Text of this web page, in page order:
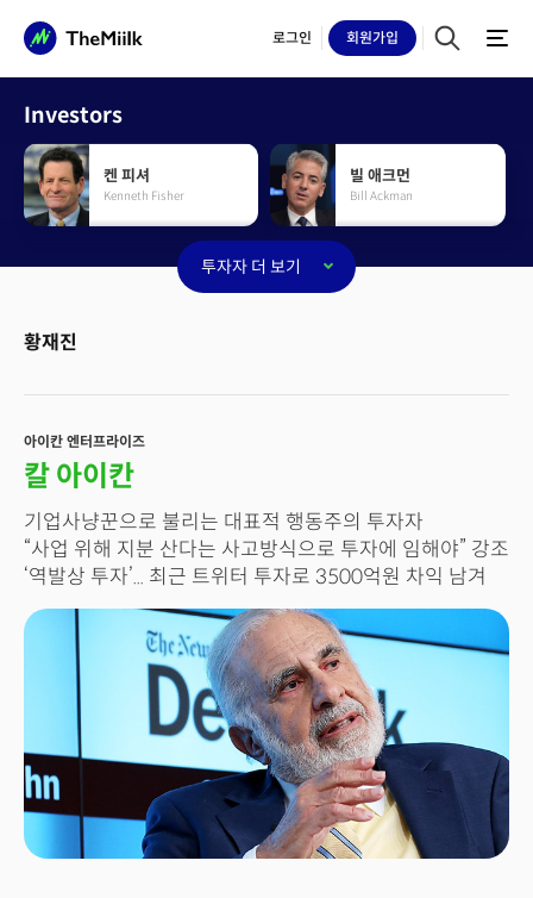
로그인 회원가입
Investors
켄 피셔
Kenneth Fisher
빌 애크먼
Bill Ackman
레이 달리오
짐 시몬스 칼 아이칸
켄 그리핀
Kenneth Griffin
리루
Li Lu
조지 소로스
George Soros
투자자 더 보기
황재진
아이칸 엔터프라이즈
칼 아이칸
기업사냥꾼으로 불리는 대표적 행동주의 투자자
“사업 위해 지분 산다는 사고방식으로 투자에 임해야” 강조
‘역발상 투자’... 최근 트위터 투자로 3500억원 차익 남겨